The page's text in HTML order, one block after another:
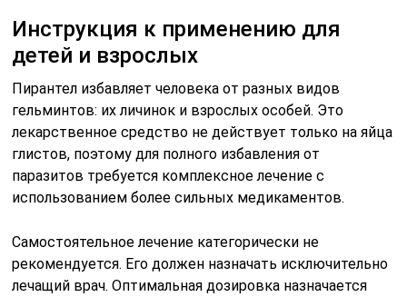
Инструкция к применению для
детей и взрослых
Пирантел избавляет человека от разных видов
гельминтов: их личинок и взрослых особей. Это
лекарственное средство не действует только на яйца
глистов, поэтому для полного избавления от
паразитов требуется комплексное лечение с
использованием более сильных медикаментов.
Самостоятельное лечение категорически не
рекомендуется. Его должен назначать исключительно
лечащий врач. Оптимальная дозировка назначается